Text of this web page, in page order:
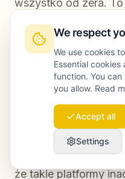
wszystko od zera.
Zaawansowane
optymalizacji
Jeśli chce Pan/Pani,
także w
że takie platformy
We respect
We use cookies
Essential
function. You
you allow. Read
Accept all
Settings